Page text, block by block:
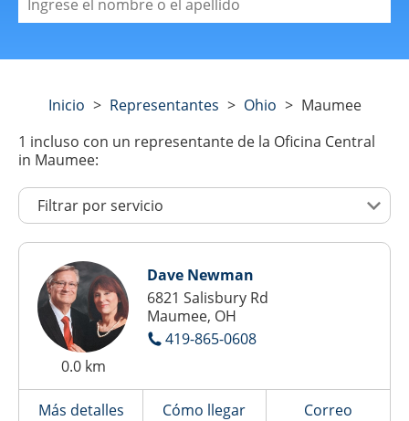
Inicio > Representantes > Ohio > Maumee
1 incluso con un representante de la Oficina Central
in Maumee:
0.0 km
Dave Newman
6821 Salisbury Rd
Maumee, OH
419-865-0608
Más detalles Cómo llegar
Correo